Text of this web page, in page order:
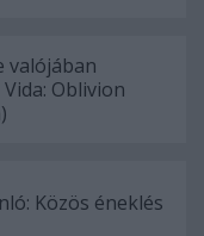
valójában
Oblivion
Közös éneklés